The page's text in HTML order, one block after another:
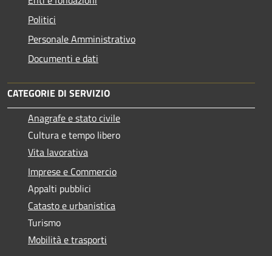
Politici
Personale Amministrativo
Documenti e dati
CATEGORIE DI SERVIZIO
Anagrafe e stato civile
Cultura e tempo libero
Vita lavorativa
Imprese e Commercio
Appalti pubblici
Catasto e urbanistica
Turismo
Mobilità e trasporti